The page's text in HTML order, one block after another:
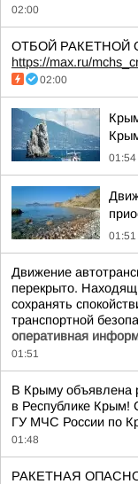
02:00
ОТБОЙ РАКЕТНОЙ
https://max.ru/
02:00
01:54
01:51
Движение
перекрыто.
сохранять
транспортной
оперативная
01:51
В Крыму объявлена
в Республике Крым!
ГУ МЧС России по
01:48
РАКЕТНАЯ